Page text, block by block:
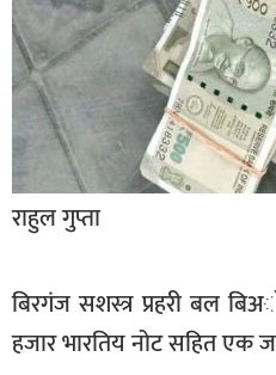
भिडियो
पत्रपत्रिका
खेलकुद
अचम्म
बिचार
कुराकानी
राहुल गुप्ता
बिरगंज सशस्त्र प्रहरी बल
हजार भारतिय नोट सहित एक